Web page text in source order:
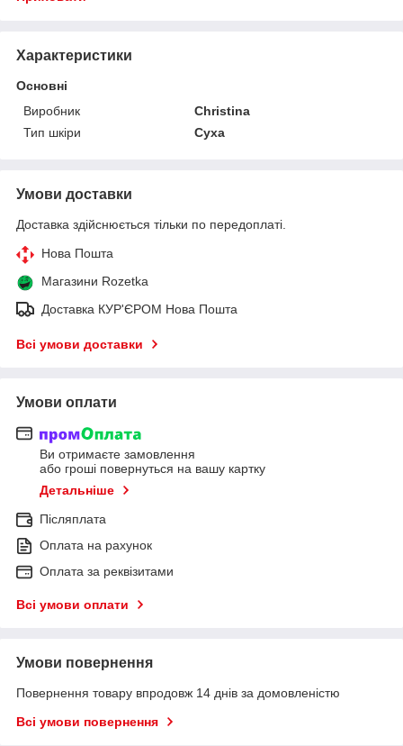
Характеристики
Основні
Виробник
Christina
Тип шкіри
Суха
Умови доставки
Доставка здійснюється тільки по передоплаті.
Нова Пошта
Магазини Rozetka
Доставка КУР'ЄРОМ Нова Пошта
Всі умови доставки
Умови оплати
Ви отримаєте замовлення
або гроші повернуться на вашу картку
Детальніше
Післяплата
Оплата на рахунок
Оплата за реквізитами
Всі умови оплати
Умови повернення
Повернення товару впродовж 14 днів за домовленістю
Всі умови повернення